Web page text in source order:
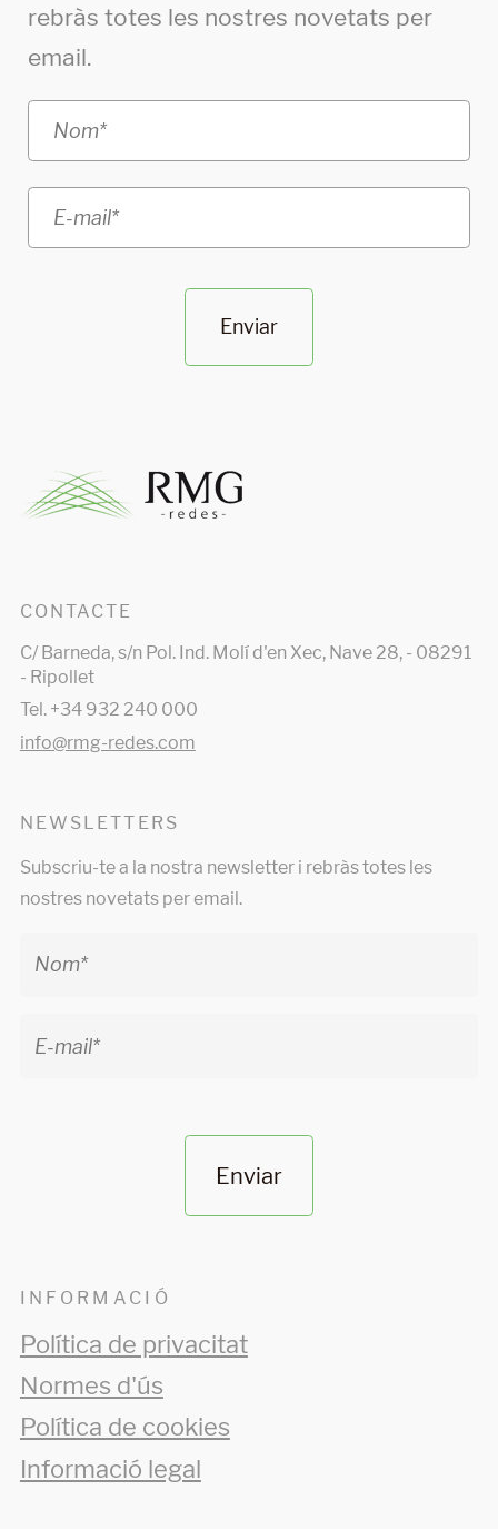
rebràs totes les nostres novetats per
email.
Enviar
CONTACTE
C/ Barneda, s/n Pol. Ind. Molí d'en Xec, Nave 28, - 08291
- Ripollet
Tel. +34 932 240 000
info@rmg-redes.com
NEWSLETTERS
Subscriu-te a la nostra newsletter i rebràs totes les
nostres novetats per email.
Enviar
INFORMACIÓ
Política de privacitat
Normes d'ús
Política de cookies
Informació legal